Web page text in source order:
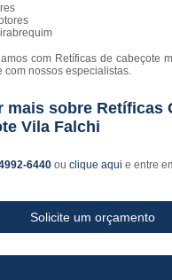
com Retíficas de cabeçote
com nossos especialistas.
mais sobre Retíficas
Vila Falchi
6440ouclique aqui e entre
Solicite um orçamento